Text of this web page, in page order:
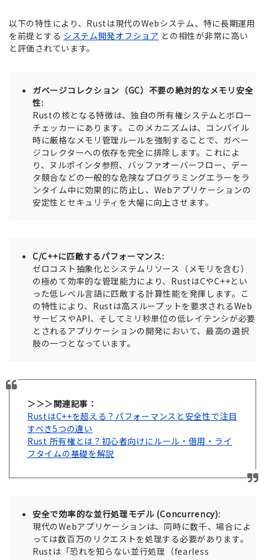
以下の特性により、Rustは現代のWebシステム、特に長期運用
を前提とする システム開発オフショア との相性が非常に高い
と評価されています。
ガベージコレクション（GC）不要の絶対的なメモリ安全
性:
Rustの核となる特徴は、独自の所有権システムとボロー
チェッカーにあります。このメカニズムは、コンパイル
時に厳格なメモリ管理ルールを強制することで、ガベー
ジコレクターへの依存を完全に排除します。これによ
り、ヌルポインタ参照、バッファオーバーフロー、デー
タ競合などの一般的な危険なプログラミングエラーをラ
ンタイム中に効果的に防止し、Webアプリケーションの
安定性とセキュリティを大幅に向上させます。
C/C++に匹敵するパフォーマンス:
ゼロコスト抽象化とシステムリソース（メモリを含む）
の極めて効率的な管理能力により、RustはCやC++とい
った低レベル言語に匹敵する計算性能を発揮します。こ
の特性により、Rustは高スループットを要求されるWeb
サービスやAPI、そしてミリ秒単位の低レイテンシが必要
とされるアプリケーションの開発において、最高の選択
肢の一つとなっています。
＞＞＞関連記事：
RustはC++を超える？パフォーマンスと安全性で注目
すべき5つの違い
Rust 所有権とは？初心者向けにルール・借用・ライ
フタイムの基礎を解説
安全で効率的な並行処理モデル (Concurrency):
現代のWebアプリケーションは、同時に数千、場合によ
っては数百万のリクエストを処理する必要があります。
Rustは「恐れを知らない並行処理（fearless